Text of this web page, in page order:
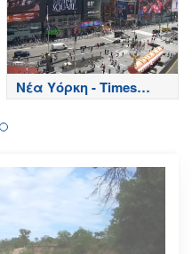
Νέα Υόρκη - Times
Square